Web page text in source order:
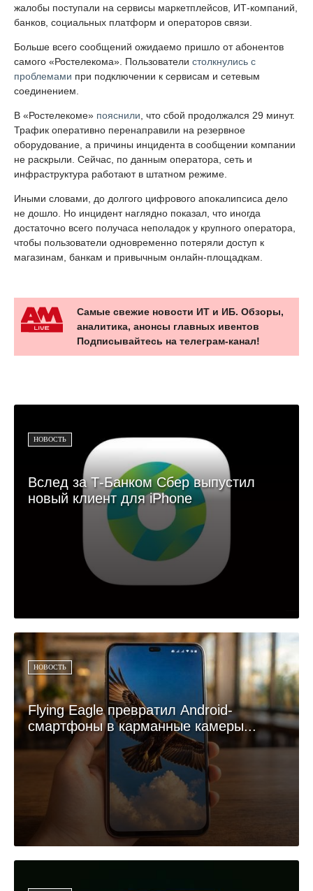
жалобы поступали на сервисы маркетплейсов, ИТ-компаний,
банков, социальных платформ и операторов связи.
Больше всего сообщений ожидаемо пришло от абонентов
самого «Ростелекома». Пользователи столкнулись с
проблемами при подключении к сервисам и сетевым
соединением.
В «Ростелекоме» пояснили, что сбой продолжался 29 минут.
Трафик оперативно перенаправили на резервное
оборудование, а причины инцидента в сообщении компании
не раскрыли. Сейчас, по данным оператора, сеть и
инфраструктура работают в штатном режиме.
Иными словами, до долгого цифрового апокалипсиса дело
не дошло. Но инцидент наглядно показал, что иногда
достаточно всего получаса неполадок у крупного оператора,
чтобы пользователи одновременно потеряли доступ к
магазинам, банкам и привычным онлайн-площадкам.
Самые свежие новости ИТ и ИБ. Обзоры,
аналитика, анонсы главных ивентов
Подписывайтесь на телеграм-канал!
НОВОСТЬ
Вслед за Т-Банком Сбер выпустил
новый клиент для iPhone
НОВОСТЬ
Flying Eagle превратил Android-
смартфоны в карманные камеры...